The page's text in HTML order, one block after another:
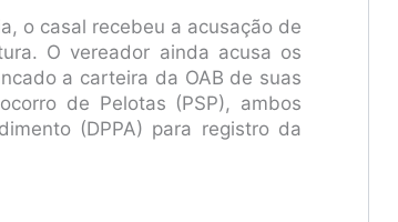
o casal recebeu a acusação de
O vereador ainda acusa os
a carteira da OAB de suas
de Pelotas (PSP), ambos
(DPPA) para registro da